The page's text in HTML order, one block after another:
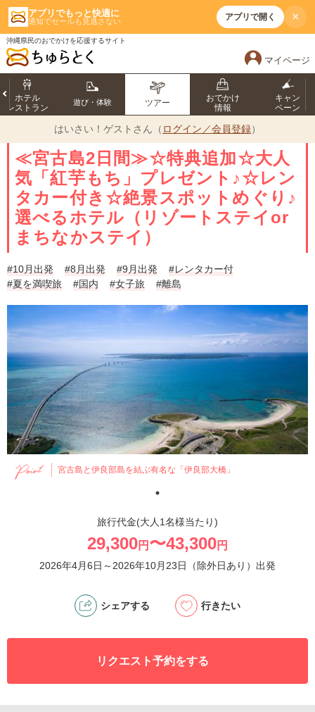
アプリでもっと快適に
通知でセールも見逃さない アプリで開く ×
沖縄県民のおでかけを応援するサイト
マイページ
ホテル
レストラン
遊び・体験 ツアー
おでかけ
情報
キャン
ペーン
はいさい！ ゲストさん（ ログイン／会員登録）
≪宮古島2日間≫☆特典追加☆大人
気「紅芋もち」プレゼント♪☆レン
タカー付き☆絶景スポットめぐり♪
選べるホテル（リゾートステイor
まちなかステイ）
#10月出発 #8月出発 #9月出発
#レンタカー付
#夏を満喫旅
#国内 #女子旅 #離島
宮古島と伊良部島を結ぶ有名な「伊良部大橋」
旅行代金(大人1名様当たり)
29,300円 〜43,300円
2026年4月6日～2026年10月23日（除外日あり）出発
シェアする 行きたい
リクエスト予約をする